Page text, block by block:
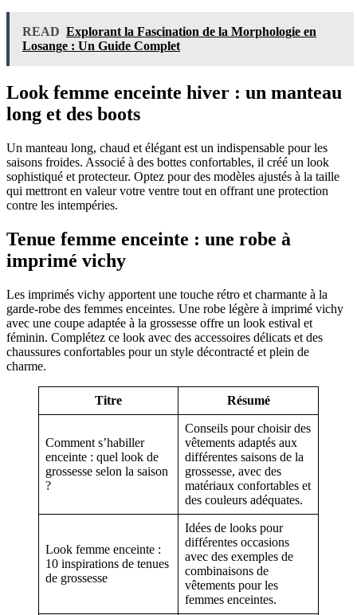
READ Explorant la Fascination de la Morphologie en
Losange : Un Guide Complet
Look femme enceinte hiver : un manteau
long et des boots
Un manteau long, chaud et élégant est un indispensable pour les
saisons froides. Associé à des bottes confortables, il créé un look
sophistiqué et protecteur. Optez pour des modèles ajustés à la taille
qui mettront en valeur votre ventre tout en offrant une protection
contre les intempéries.
Tenue femme enceinte : une robe à
imprimé vichy
Les imprimés vichy apportent une touche rétro et charmante à la
garde-robe des femmes enceintes. Une robe légère à imprimé vichy
avec une coupe adaptée à la grossesse offre un look estival et
féminin. Complétez ce look avec des accessoires délicats et des
chaussures confortables pour un style décontracté et plein de
charme.
Titre Résumé
Comment s’habiller
enceinte : quel look de
grossesse selon la saison
?
Conseils pour choisir des
vêtements adaptés aux
différentes saisons de la
grossesse, avec des
matériaux confortables et
des couleurs adéquates.
Look femme enceinte :
10 inspirations de tenues
de grossesse
Idées de looks pour
différentes occasions
avec des exemples de
combinaisons de
vêtements pour les
femmes enceintes.